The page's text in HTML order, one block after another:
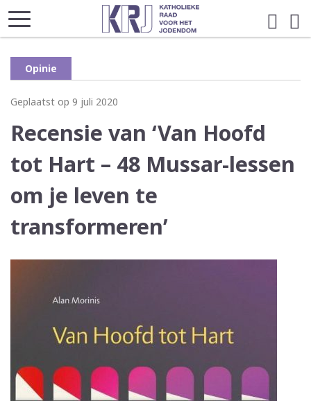
Opinie
Geplaatst op 9 juli 2020
Recensie van ‘Van Hoofd
tot Hart – 48 Mussar-lessen
om je leven te
transformeren’